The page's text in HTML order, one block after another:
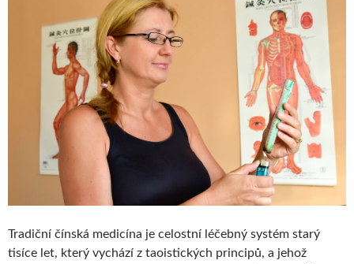
Tradiční čínská medicína je celostní léčebný systém starý
tisíce let, který vychází z taoistických principů, a jehož